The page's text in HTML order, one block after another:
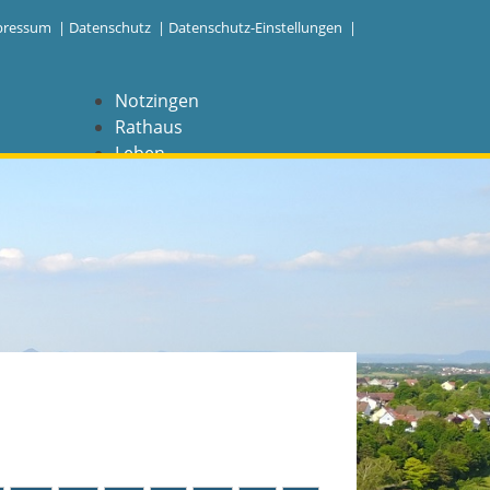
| Datenschutz | Datenschutz-Einstellungen |
Notzingen
Rathaus
Leben
NAVIGATION